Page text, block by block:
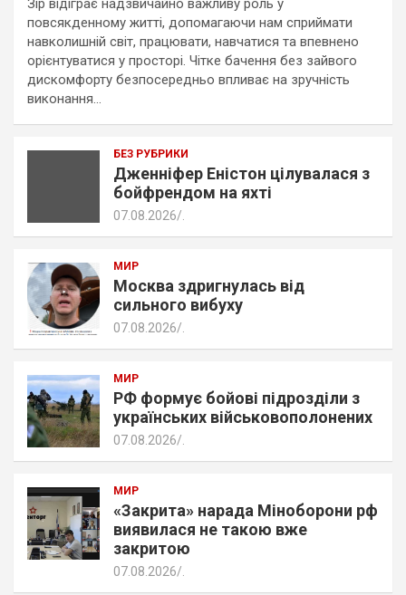
повсякденному житті, допомагаючи нам сприймати
навколишній світ, працювати, навчатися та впевнено
орієнтуватися у просторі. Чітке бачення без зайвого
дискомфорту безпосередньо впливає на зручність
виконання…
БЕЗ РУБРИКИ
Дженніфер Еністон цілувалася з
бойфрендом на яхті
07.08.2026
МИР
Москва здригнулась від
сильного вибуху
07.08.2026
МИР
РФ формує бойові підрозділи з
українських військовополонених
07.08.2026
МИР
«Закрита» нарада Міноборони рф
виявилася не такою вже
закритою
07.08.2026